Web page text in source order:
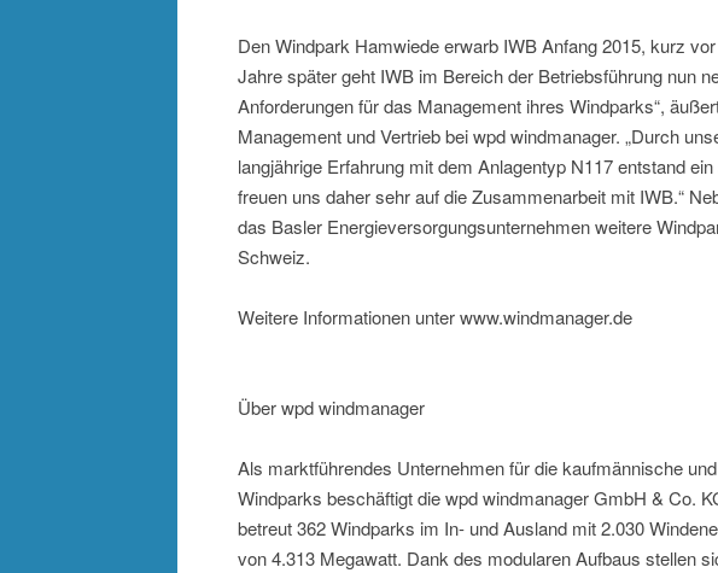
Den Windpark Hamwiede erwarb IWB Anfang 2015, kurz
Jahre später geht IWB im Bereich der Betriebsführung nun
Anforderungen für das Management ihres Windparks“,
Management und Vertrieb bei wpd windmanager. „Durch
langjährige Erfahrung mit dem Anlagentyp N117 entstand
freuen uns daher sehr auf die Zusammenarbeit mit IWB.“
das Basler Energieversorgungsunternehmen weitere
Schweiz.
Weitere Informationen unter www.windmanager.de
Über wpd windmanager
Als marktführendes Unternehmen für die kaufmännische
Windparks beschäftigt die wpd windmanager GmbH & Co.
betreut 362 Windparks im In- und Ausland mit 2.030
von 4.313 Megawatt. Dank des modularen Aufbaus stellen